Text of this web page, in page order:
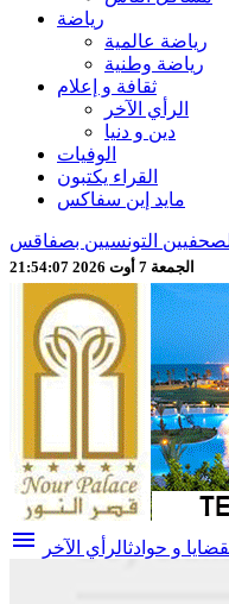
رياضة
رياضة عالمية
رياضة وطنية
ثقافة و إعلام
الرأي الآخر
دين و دنيا
الوفيات
القراء يكتبون
مايد إين سفاكس
التونسيين بصفاقس
الجمعة 7 أوت 2026 21:54:09
menu قضايا و حوادثالرأي الآخر